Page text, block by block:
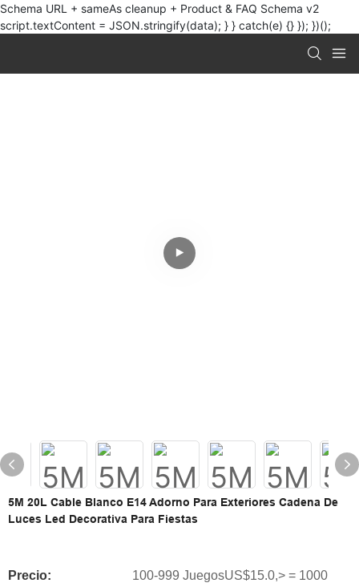
Schema URL + sameAs cleanup + Product & FAQ Schema v2
script.textContent = JSON.stringify(data); } } catch(e) {} }); })();
5M 20L Cable Blanco E14 Adorno Para Exteriores Cadena De
Luces Led Decorativa Para Fiestas
Precio:
100-999 JuegosUS$15.0,> = 1000